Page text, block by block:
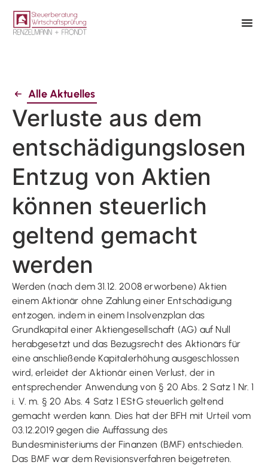
Alle Aktuelles
Verluste aus dem
entschädigungslosen
Entzug von Aktien
können steuerlich
geltend gemacht
werden
Werden (nach dem 31.12. 2008 erworbene) Aktien
einem Aktionär ohne Zahlung einer Entschädigung
entzogen, indem in einem Insolvenzplan das
Grundkapital einer Aktiengesellschaft (AG) auf Null
herabgesetzt und das Bezugsrecht des Aktionärs für
eine anschließende Kapitalerhöhung ausgeschlossen
wird, erleidet der Aktionär einen Verlust, der in
entsprechender Anwendung von § 20 Abs. 2 Satz 1 Nr. 1
i. V. m. § 20 Abs. 4 Satz 1 EStG steuerlich geltend
gemacht werden kann. Dies hat der BFH mit Urteil vom
03.12.2019 gegen die Auffassung des
Bundesministeriums der Finanzen (BMF) entschieden.
Das BMF war dem Revisionsverfahren beigetreten.